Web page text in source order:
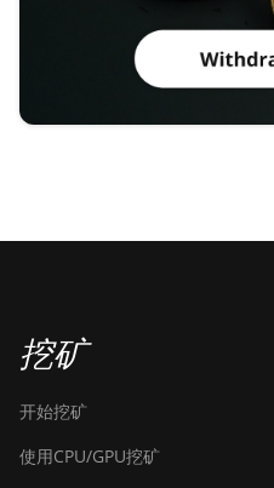
挖矿
开始挖矿
使用CPU/GPU挖矿